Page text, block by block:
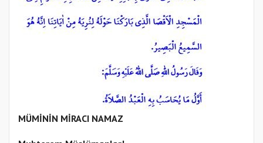
MÜMİNİN MİRACI NAMAZ